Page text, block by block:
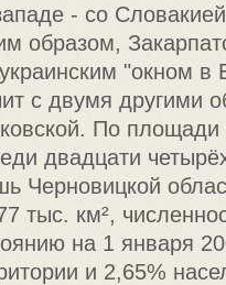
- со
образом,
"окном в
с двумя другими
По площади
двадцати
Черновицкой
тыс. км²,
на 1 января
и 2,65%